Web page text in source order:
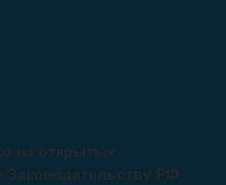
из открытых
Законодательству РФ